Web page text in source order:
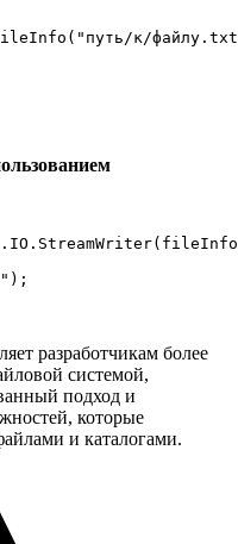
к/
разработчикам более
системой,
подход и
которые
и каталогами.